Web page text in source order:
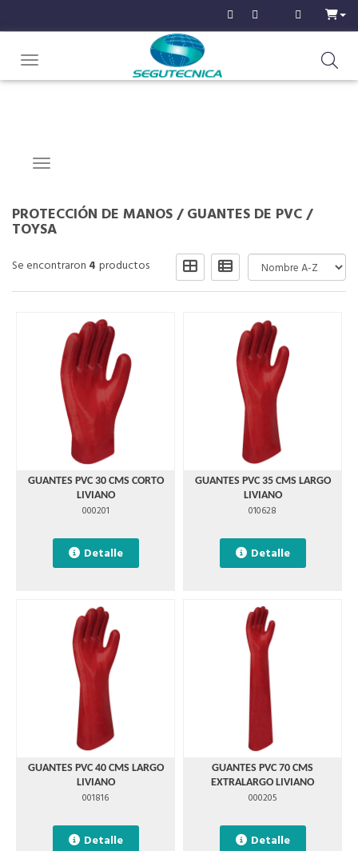
Toggle navigation
Navigation ein-/ausblenden
PROTECCIÓN DE MANOS/GUANTES DE PVC/
TOYSA
Se encontraron 4 productos
GUANTES PVC 30 CMS CORTO
LIVIANO
000201
Detalle
GUANTES PVC 35 CMS LARGO
LIVIANO
010628
Detalle
GUANTES PVC 40 CMS LARGO
LIVIANO
001816
Detalle
GUANTES PVC 70 CMS
EXTRALARGO LIVIANO
000205
Detalle